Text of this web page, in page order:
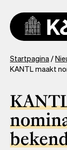
naar
inhoud
gaan
You
are
Startpagina
KANTL maakt